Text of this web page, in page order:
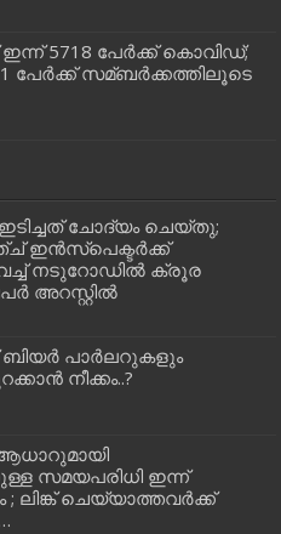
5718 പേര്‍ക്ക് കൊവിഡ്;
പേര്‍ക്ക് സമ്ബര്‍ക്കത്തിലൂടെ
ചോദ്യം ചെയ്തു;
ഇൻസ്‌പെക്ടർക്ക്
നടുറോഡിൽ ക്രൂര
അറസ്റ്റിൽ
പാർലറുകളും
നീക്കം..?
സമയപരിധി ഇന്ന്
ലിങ്ക് ചെയ്യാത്തവര്‍ക്ക്